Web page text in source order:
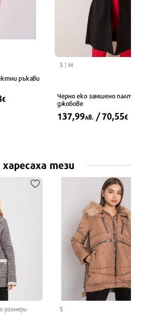
ръкави
€
S M
Черно еко замшено палто с
джобове
137,99лв. / 70,55€
тези
размери S